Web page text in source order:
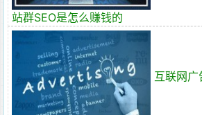
站群SEO是怎么赚钱的
互联网